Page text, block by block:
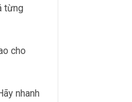
từng
cho
nhanh